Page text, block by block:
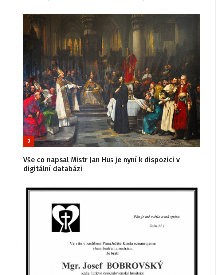
2
Vše co napsal Mistr Jan Hus je nyní k dispozici v
digitální databázi